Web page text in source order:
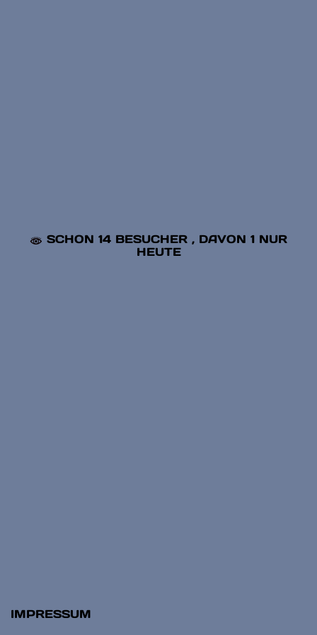
SCHON 14 BESUCHER , DAVON 1 NUR
HEUTE
IMPRESSUM